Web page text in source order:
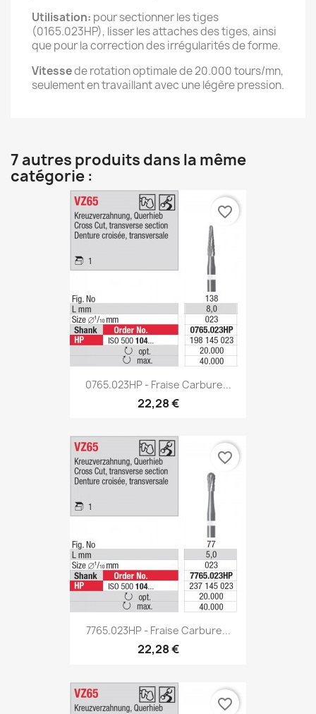
Utilisation: pour sectionner les tiges
(0165.023HP), lisser les attaches des tiges, ainsi
que pour la correction des irrégularités de forme.
Vitessede rotation optimale de 20.000 tours/mn,
seulement en travaillant avec une légère pression.
7 autres produits dans la même
catégorie :
0765.023HP - Fraise Carbure...
22,28 €
favorite_border
7765.023HP - Fraise Carbure...
22,28 €
favorite_border
favorite_border